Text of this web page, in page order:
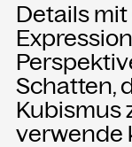
Details
Schatten,
Kubismus
verwende